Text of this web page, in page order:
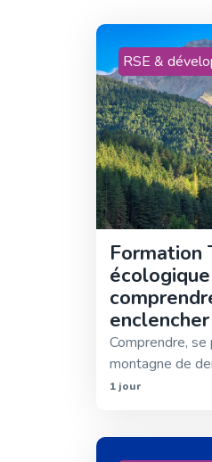
RSE &
Formation
Comprendre,
montagne de
1 jour